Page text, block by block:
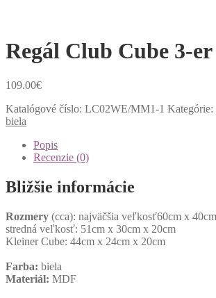
Regál Club Cube 3-
109.00€
Katalógové číslo: LC02WE/MM1-1 Kategórie:
biela
Popis
Recenzie (0)
Bližšie informácie
Rozmery (cca): najväčšia veľkosť60cm x
stredná veľkosť: 51cm x 30cm x 20cm
Kleiner Cube: 44cm x 24cm x 20cm
Farba: biela
Materiál: MDF